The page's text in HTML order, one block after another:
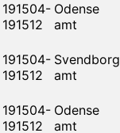
191504-
191512
Odense
amt
191504-
191512
Svendborg
amt
191504-
191512
Odense
amt